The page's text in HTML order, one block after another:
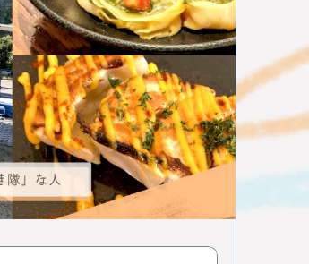
三鷹 八王子
西八王子
中央線〇〇散歩
井 東小金井
和菓子
写真
ポートレート
ドウェイ 中野
サブカル
蔵野市 ゴミ処理場
体験
ン 立川
サポート記事
氷 阿佐ヶ谷
荻窪
念公園
サイエンス
西国分寺 高尾
動物
川市 日本酒
ノミノイチ